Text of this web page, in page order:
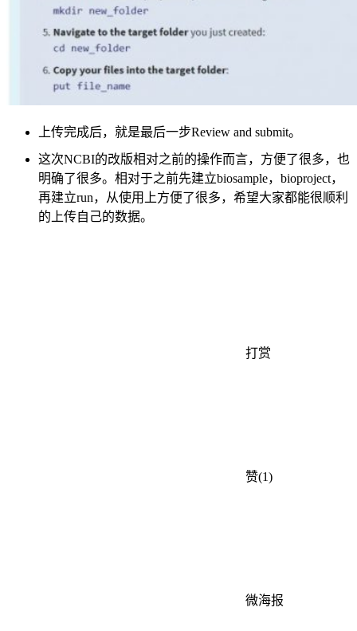
上传完成后，就是最后一步Review and submit。
这次NCBI的改版相对之前的操作而言，方便了很多，也
明确了很多。相对于之前先建立biosample，bioproject，
再建立run，从使用上方便了很多，希望大家都能很顺利
的上传自己的数据。
打赏
赞(1)
微海报